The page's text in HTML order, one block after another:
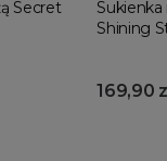
Secret
Shining
169,90